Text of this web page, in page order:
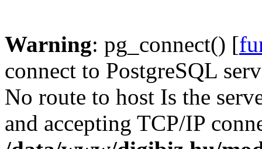
Warning: pg_connect() [
connect to PostgreSQL
No route to host Is the
and accepting TCP/IP